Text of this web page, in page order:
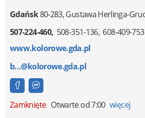
Gdańsk80-283,Gustawa Herlinga-
507-224-460 508-351-136 608-409-753
www.kolorowe.gda.pl
b...@kolorowe.gda.pl
Zamknięte Otwarte od 7:00 więcej